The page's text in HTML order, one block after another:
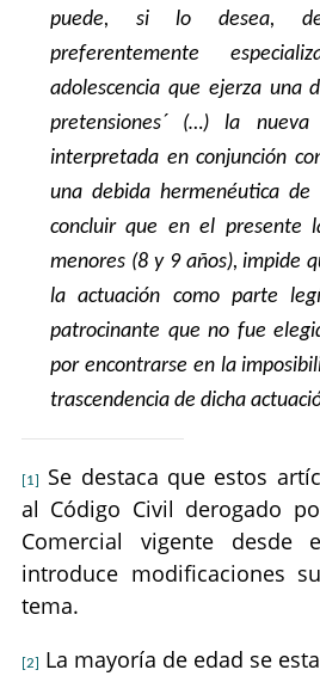
puede, si lo desea,
preferentemente
adolescencia que ejerza una
pretensiones´ (…) la
interpretada en conjunción
una debida hermenéutica
concluir que en el presente
menores (8 y 9 años), impide
la actuación como parte
patrocinante que no fue
por encontrarse en la
trascendencia de dicha
[1]
Se destaca que estos
al Código Civil derogado
Comercial vigente desde
introduce modificaciones
tema.
[2]
La mayoría de edad se